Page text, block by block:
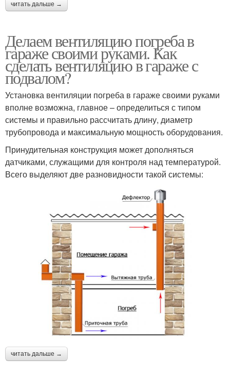
читать дальше →
Делаем вентиляцию погреба в
гараже своими руками. Как
сделать вентиляцию в гараже с
подвалом?
Установка вентиляции погреба в гараже своими руками
вполне возможна, главное – определиться с типом
системы и правильно рассчитать длину, диаметр
трубопровода и максимальную мощность оборудования.
Принудительная конструкция может дополняться
датчиками, служащими для контроля над температурой.
Всего выделяют две разновидности такой системы:
читать дальше →